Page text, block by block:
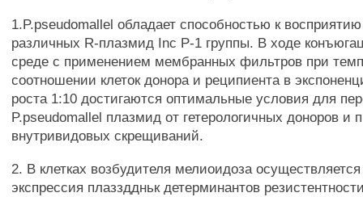
1.P.pseudomallel обладает способностью к
различных R-плазмид Inc Р-1 группы. В ходе
среде с применением мембранных фильтров при
соотношении клеток донора и реципиента в
роста 1:10 достигаются оптимальные условия для
P.pseudomallel плазмид от гетерологичных доноров и
внутривидовых скрещиваний.
2. В клетках возбудителя мелиоидоза
экспрессия плаззддньк детерминантов